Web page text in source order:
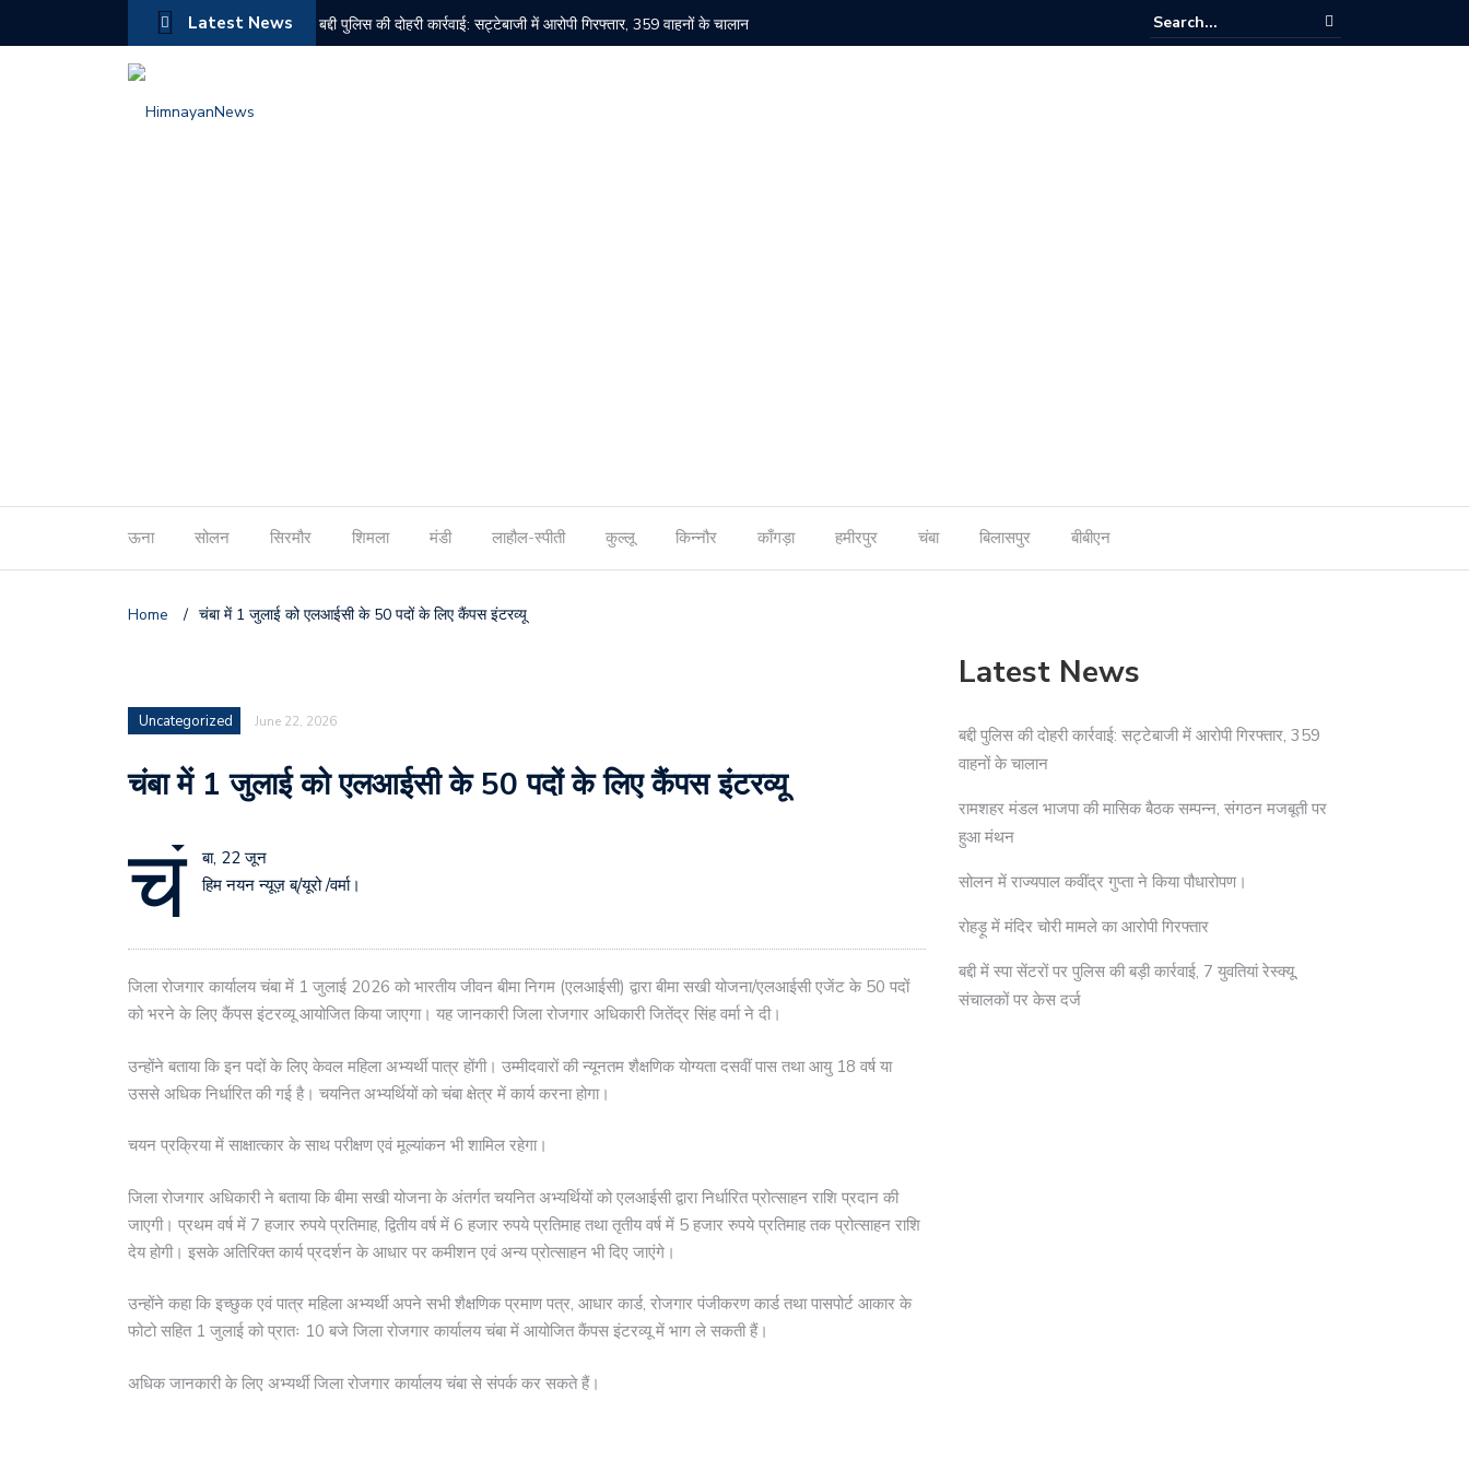
Latest News बद्दी पुलिस की दोहरी कार्रवाई: सट्टेबाजी में आरोपी गिरफ्तार, 359 वाहनों के चालान
ऊना सोलन सिरमौर शिमला मंडी लाहौल-स्पीती कुल्लू किन्नौर काँगड़ा हमीरपुर चंबा बिलासपुर बीबीएन
Home / चंबा में 1 जुलाई को एलआईसी के 50 पदों के लिए कैंपस इंटरव्यू
Uncategorized June 22, 2026
चंबा में 1 जुलाई को एलआईसी के 50 पदों के लिए कैंपस इंटरव्यू
चं
बा, 22 जून
हिम नयन न्यूज़ ब्/यूरो /वर्मा।
जिला रोजगार कार्यालय चंबा में 1 जुलाई 2026 को भारतीय जीवन बीमा निगम (एलआईसी) द्वारा बीमा सखी योजना/एलआईसी एजेंट के 50 पदों
को भरने के लिए कैंपस इंटरव्यू आयोजित किया जाएगा। यह जानकारी जिला रोजगार अधिकारी जितेंद्र सिंह वर्मा ने दी।
उन्होंने बताया कि इन पदों के लिए केवल महिला अभ्यर्थी पात्र होंगी। उम्मीदवारों की न्यूनतम शैक्षणिक योग्यता दसवीं पास तथा आयु 18 वर्ष या
उससे अधिक निर्धारित की गई है। चयनित अभ्यर्थियों को चंबा क्षेत्र में कार्य करना होगा।
चयन प्रक्रिया में साक्षात्कार के साथ परीक्षण एवं मूल्यांकन भी शामिल रहेगा।
जिला रोजगार अधिकारी ने बताया कि बीमा सखी योजना के अंतर्गत चयनित अभ्यर्थियों को एलआईसी द्वारा निर्धारित प्रोत्साहन राशि प्रदान की
जाएगी। प्रथम वर्ष में 7 हजार रुपये प्रतिमाह, द्वितीय वर्ष में 6 हजार रुपये प्रतिमाह तथा तृतीय वर्ष में 5 हजार रुपये प्रतिमाह तक प्रोत्साहन राशि
देय होगी। इसके अतिरिक्त कार्य प्रदर्शन के आधार पर कमीशन एवं अन्य प्रोत्साहन भी दिए जाएंगे।
उन्होंने कहा कि इच्छुक एवं पात्र महिला अभ्यर्थी अपने सभी शैक्षणिक प्रमाण पत्र, आधार कार्ड, रोजगार पंजीकरण कार्ड तथा पासपोर्ट आकार के
फोटो सहित 1 जुलाई को प्रातः 10 बजे जिला रोजगार कार्यालय चंबा में आयोजित कैंपस इंटरव्यू में भाग ले सकती हैं।
अधिक जानकारी के लिए अभ्यर्थी जिला रोजगार कार्यालय चंबा से संपर्क कर सकते हैं।
Latest News
बद्दी पुलिस की दोहरी कार्रवाई: सट्टेबाजी में आरोपी गिरफ्तार, 359
वाहनों के चालान
रामशहर मंडल भाजपा की मासिक बैठक सम्पन्न, संगठन मजबूती पर
हुआ मंथन
सोलन में राज्यपाल कवींद्र गुप्ता ने किया पौधारोपण।
रोहड़ू में मंदिर चोरी मामले का आरोपी गिरफ्तार
बद्दी में स्पा सेंटरों पर पुलिस की बड़ी कार्रवाई, 7 युवतियां रेस्क्यू,
संचालकों पर केस दर्ज